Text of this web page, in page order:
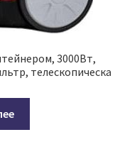
3000Вт,
телескопическа